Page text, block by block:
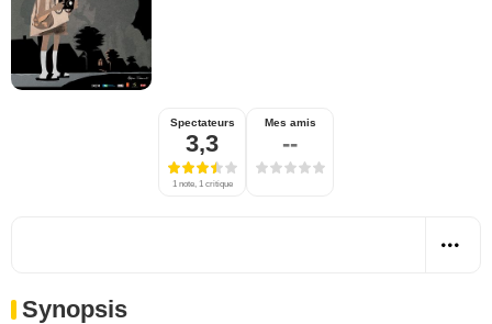
Spectateurs
3,3
1 note, 1 critique
Mes amis
--
Synopsis